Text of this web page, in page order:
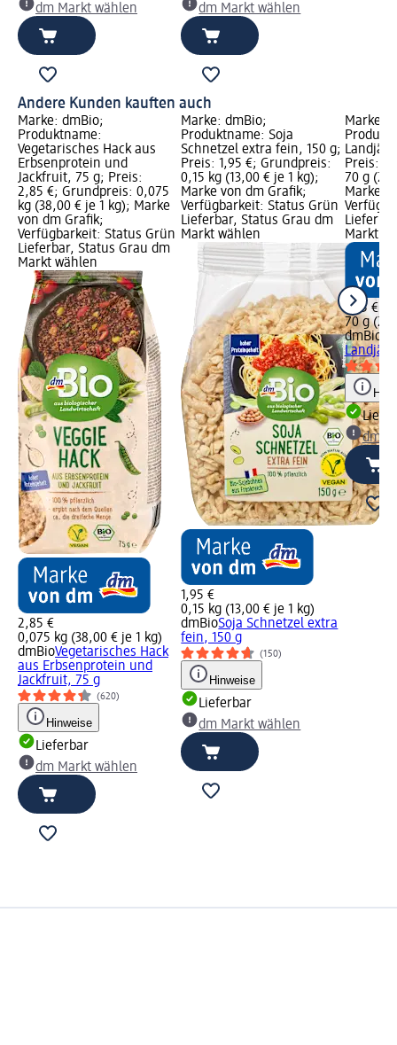
dm Markt wählen
dm Markt wählen
Andere Kunden kauften auch
Marke: dmBio;
Produktname:
Vegetarisches Hack aus
Erbsenprotein und
Jackfruit, 75 g; Preis:
2,85 €; Grundpreis: 0,075
kg (38,00 € je 1 kg); Marke
von dm Grafik;
Verfügbarkeit: Status Grün
Lieferbar, Status Grau dm
Markt wählen
2,85 €
0,075 kg (38,00 € je 1 kg)
dmBioVegetarisches Hack
aus Erbsenprotein und
Jackfruit, 75 g
(620)
Hinweise
Lieferbar
dm Markt wählen
Marke: dmBio;
Produktname: Soja
Schnetzel extra fein, 150 g;
Preis: 1,95 €; Grundpreis:
0,15 kg (13,00 € je 1 kg);
Marke von dm Grafik;
Verfügbarkeit: Status Grün
Lieferbar, Status Grau dm
Markt wählen
1,95 €
0,15 kg (13,00 € je 1 kg)
dmBioSoja Schnetzel extra
fein, 150 g
(150)
Hinweise
Lieferbar
dm Markt wählen
Marke:
Preis:
70 g
Marke
Markt
1,45 €
70 g
dmBio
dm